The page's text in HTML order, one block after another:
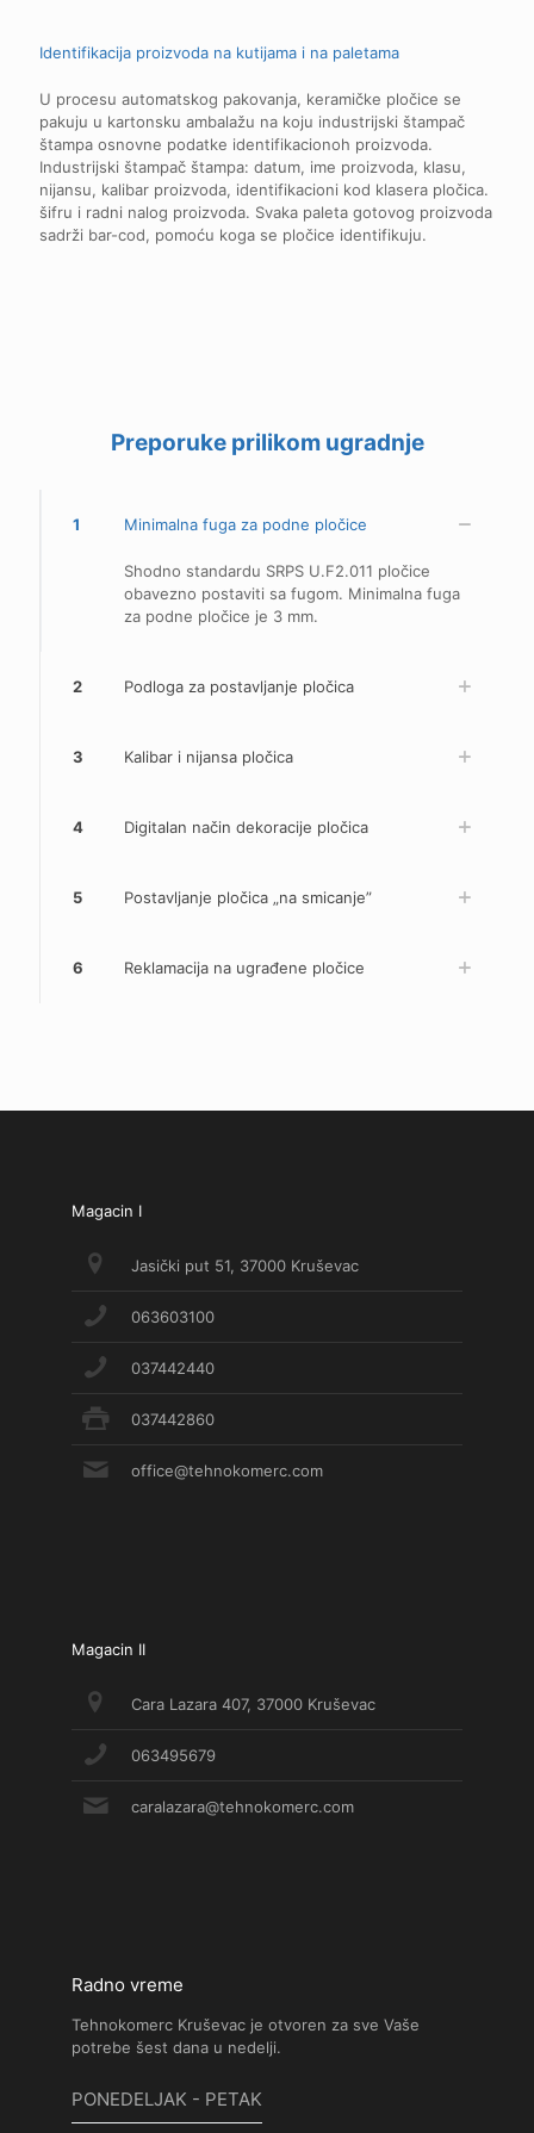
Identifikacija proizvoda na kutijama i na paletama
U procesu automatskog pakovanja, keramičke pločice se
pakuju u kartonsku ambalažu na koju industrijski štampač
štampa osnovne podatke identifikacionoh proizvoda.
Industrijski štampač štampa: datum, ime proizvoda, klasu,
nijansu, kalibar proizvoda, identifikacioni kod klasera pločica.
šifru i radni nalog proizvoda. Svaka paleta gotovog proizvoda
sadrži bar-cod, pomoću koga se pločice identifikuju.
Preporuke prilikom ugradnje
1 Minimalna fuga za podne pločice
Shodno standardu SRPS U.F2.011 pločice
obavezno postaviti sa fugom. Minimalna fuga
za podne pločice je 3 mm.
2 Podloga za postavljanje pločica
3 Kalibar i nijansa pločica
4 Digitalan način dekoracije pločica
5 Postavljanje pločica „na smicanje”
6 Reklamacija na ugrađene pločice
Magacin I
Jasički put 51, 37000 Kruševac
063603100
037442440
037442860
office@tehnokomerc.com
Magacin II
Cara Lazara 407, 37000 Kruševac
063495679
caralazara@tehnokomerc.com
Radno vreme
Tehnokomerc Kruševac je otvoren za sve Vaše
potrebe šest dana u nedelji.
PONEDELJAK - PETAK